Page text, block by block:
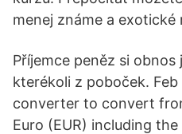
menej známe a exotické
Příjemce peněz si
kterékoli z poboček. Feb
converter to convert
Euro (EUR) including